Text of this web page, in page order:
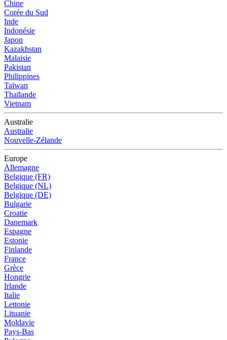
Chine
Corée du Sud
Inde
Indonésie
Japon
Kazakhstan
Malaisie
Pakistan
Philippines
Taïwan
Thaïlande
Vietnam
Australie
Australie
Nouvelle-Zélande
Europe
Allemagne
Belgique (FR)
Belgique (NL)
Belgique (DE)
Bulgarie
Croatie
Danemark
Espagne
Estonie
Finlande
France
Grèce
Hongrie
Irlande
Italie
Lettonie
Lituanie
Moldavie
Pays-Bas